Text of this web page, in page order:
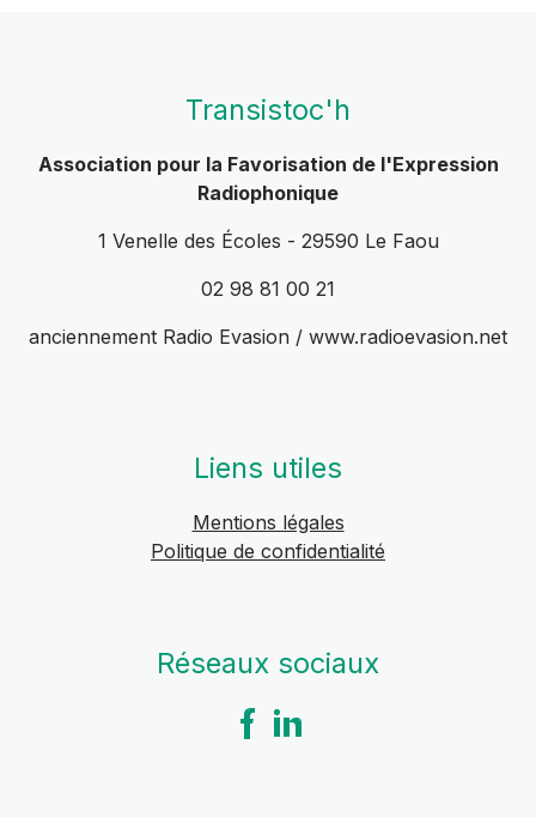
Transistoc'h
Association pour la Favorisation de l'Expression
Radiophonique
1 Venelle des Écoles - 29590 Le Faou
02 98 81 00 21
anciennement Radio Evasion / www.radioevasion.net
Liens utiles
Mentions légales
Politique de confidentialité
Réseaux sociaux